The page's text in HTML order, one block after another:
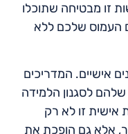
זו מבטיחה שתוכלו
העמוס שלכם ללא
אישיים. המדריכים
לסגנון הלמידה
אישית זו לא רק
אלא גם הופכת את